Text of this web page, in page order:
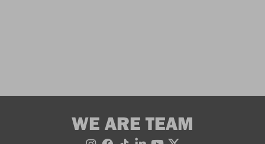
WE ARE TEAM